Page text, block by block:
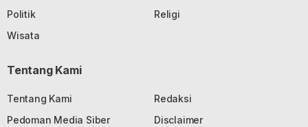
Politik
Religi
Wisata
Tentang Kami
Tentang Kami
Redaksi
Pedoman Media Siber
Disclaimer